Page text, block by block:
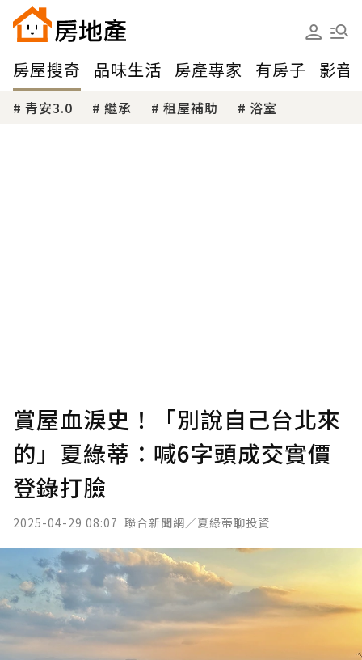
房屋搜奇 品味生活 房產專家 有房子 影音
青安3.0 繼承 租屋補助 浴室
賞屋血淚史！「別說自己台北來
的」夏綠蒂：喊6字頭成交實價
登錄打臉
2025-04-29 08:07 聯合新聞網／夏綠蒂聊投資